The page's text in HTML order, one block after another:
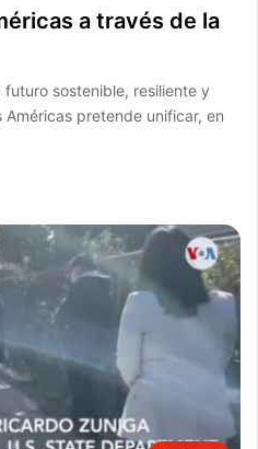
a través de la
futuro sostenible, resiliente y
Américas pretende unificar, en